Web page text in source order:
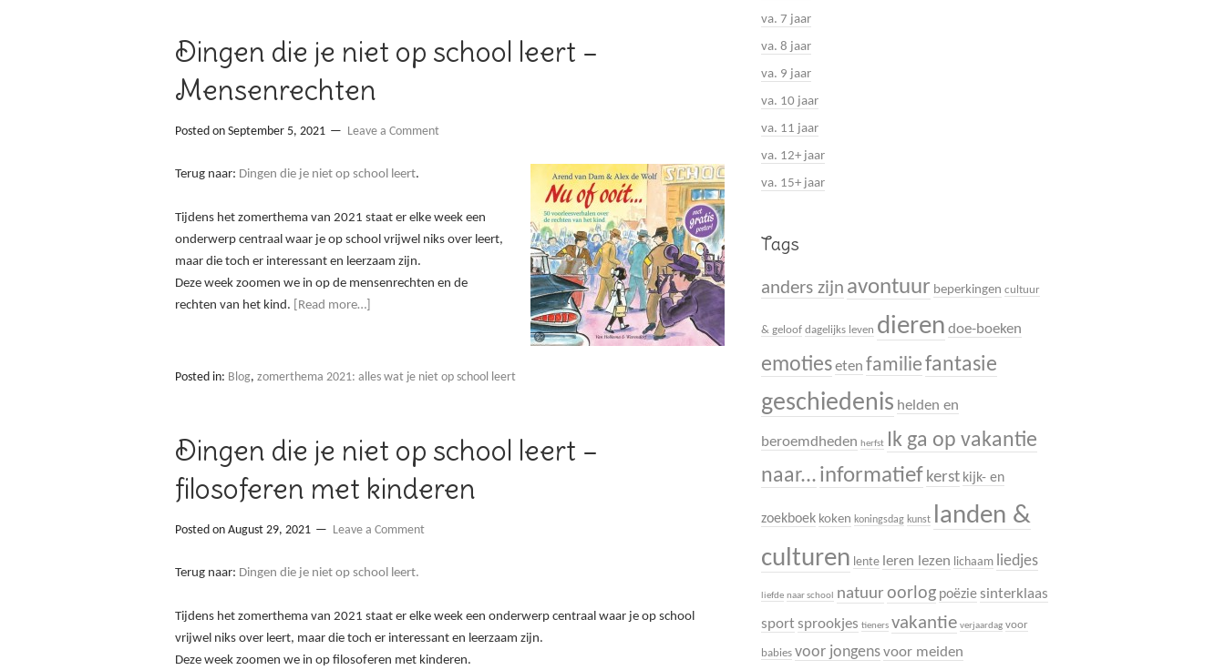
Dingen die je niet op school leert –
Mensenrechten
Posted on September 5, 2021 Leave a Comment
Terug naar: Dingen die je niet op school leert.
Tijdens het zomerthema van 2021 staat er elke week een
onderwerp centraal waar je op school vrijwel niks over leert,
maar die toch er interessant en leerzaam zijn.
Deze week zoomen we in op de mensenrechten en de
rechten van het kind.
[Read more…]
Posted in: Blog, zomerthema 2021: alles wat je niet op school leert
Dingen die je niet op school leert –
filosoferen met kinderen
Posted on August 29, 2021 Leave a Comment
Terug naar: Dingen die je niet op school leert.
Tijdens het zomerthema van 2021 staat er elke week een onderwerp centraal waar je op school
vrijwel niks over leert, maar die toch er interessant en leerzaam zijn.
Deze week zoomen we in op filosoferen met kinderen.
va. 7 jaar
va. 8 jaar
va. 9 jaar
va. 10 jaar
va. 11 jaar
va. 12+ jaar
va. 15+ jaar
Tags
anders zijn avontuur beperkingen cultuur
& geloof dagelijks leven dieren doe-boeken
emotieseten familie fantasie
geschiedenis helden en
beroemdheden herfst
Ik ga op vakantie
naar... informatief kerst kijk- en
zoekboek koken koningsdag kunst
landen &
culturen lente leren lezen lichaam liedjes
liefde naar school natuur oorlog poëzie sinterklaas
sport sprookjes tieners vakantie verjaardag voor
babies voor jongensvoor meiden